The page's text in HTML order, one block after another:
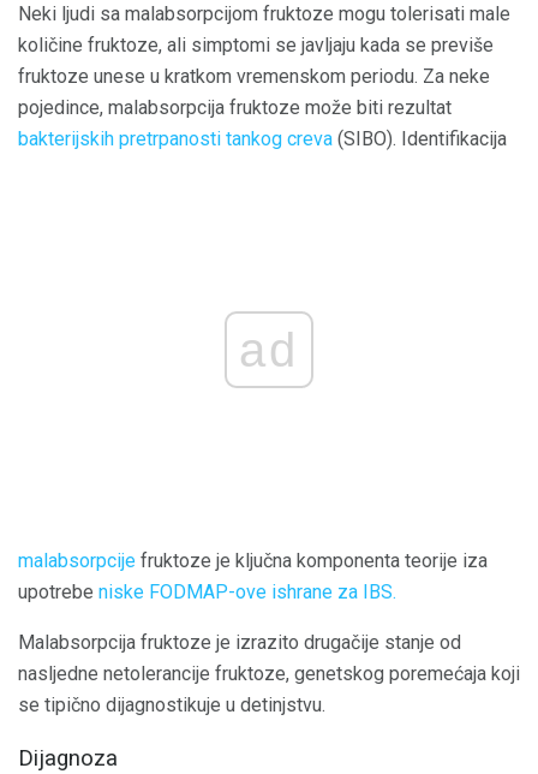
Neki ljudi sa malabsorpcijom fruktoze mogu tolerisati male
količine fruktoze, ali simptomi se javljaju kada se previše
fruktoze unese u kratkom vremenskom periodu. Za neke
pojedince, malabsorpcija fruktoze može biti rezultat
bakterijskih pretrpanosti tankog creva (SIBO). Identifikacija
ad
malabsorpcije fruktoze je ključna komponenta teorije iza
upotrebe niske FODMAP-ove ishrane za IBS.
Malabsorpcija fruktoze je izrazito drugačije stanje od
nasljedne netolerancije fruktoze, genetskog poremećaja koji
se tipično dijagnostikuje u detinjstvu.
Dijagnoza